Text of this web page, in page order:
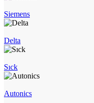
Siemens
Delta
Sıck
Autonics